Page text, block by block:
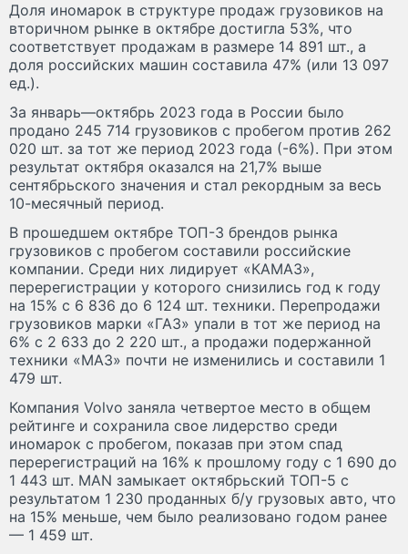
Доля иномарок в структуре продаж грузовиков на
вторичном рынке в октябре достигла 53%, что
соответствует продажам в размере 14 891 шт., а
доля российских машин составила 47% (или 13 097
ед.).
За январь—октябрь 2023 года в России было
продано 245 714 грузовиков с пробегом против 262
020 шт. за тот же период 2023 года (-6%). При этом
результат октября оказался на 21,7% выше
сентябрьского значения и стал рекордным за весь
10-месячный период.
В прошедшем октябре ТОП-3 брендов рынка
грузовиков с пробегом составили российские
компании. Среди них лидирует «КАМАЗ»,
перерегистрации у которого снизились год к году
на 15% с 6 836 до 6 124 шт. техники. Перепродажи
грузовиков марки «ГАЗ» упали в тот же период на
6% с 2 633 до 2 220 шт., а продажи подержанной
техники «МАЗ» почти не изменились и составили 1
479 шт.
Компания Volvo заняла четвертое место в общем
рейтинге и сохранила свое лидерство среди
иномарок с пробегом, показав при этом спад
перерегистраций на 16% к прошлому году с 1 690 до
1 443 шт. MAN замыкает октябрьский ТОП-5 с
результатом 1 230 проданных б/у грузовых авто, что
на 15% меньше, чем было реализовано годом ранее
— 1 459 шт.